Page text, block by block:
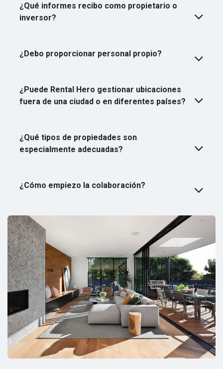
¿Qué informes recibo como propietario o
inversor?
¿Debo proporcionar personal propio?
¿Puede Rental Hero gestionar ubicaciones
fuera de una ciudad o en diferentes países?
¿Qué tipos de propiedades son
especialmente adecuadas?
¿Cómo empiezo la colaboración?